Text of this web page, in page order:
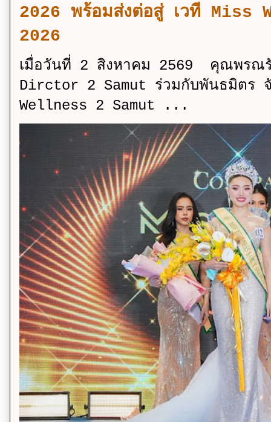
2026 พร้อมส่งต่อสู่ เวที
2026
เมื่อวันที่ 2 สิงหาคม 2569 คุณพร
Dirctor 2 Samut ร่วมกับพันธมิตร จั
Wellness 2 Samut ...